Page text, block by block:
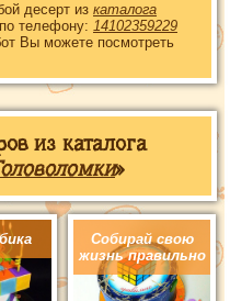
десерт из каталога
телефону: 14102359229
Вы можете посмотреть
из каталога
»
Собирай свою
жизнь правильно